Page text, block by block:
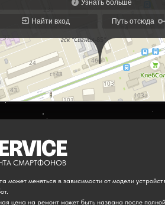
может меняться в зависимости от модели
цена на ремонт может быть названа после
СМАРТФОНОВ